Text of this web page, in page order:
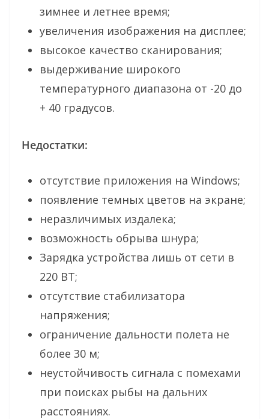
зимнее и летнее время;
увеличения изображения на дисплее;
высокое качество сканирования;
выдерживание широкого
температурного диапазона от -20 до
+ 40 градусов.
Недостатки:
отсутствие приложения на Windows;
появление темных цветов на экране;
неразличимых издалека;
возможность обрыва шнура;
Зарядка устройства лишь от сети в
220 ВТ;
отсутствие стабилизатора
напряжения;
ограничение дальности полета не
более 30 м;
неустойчивость сигнала с помехами
при поисках рыбы на дальних
расстояниях.